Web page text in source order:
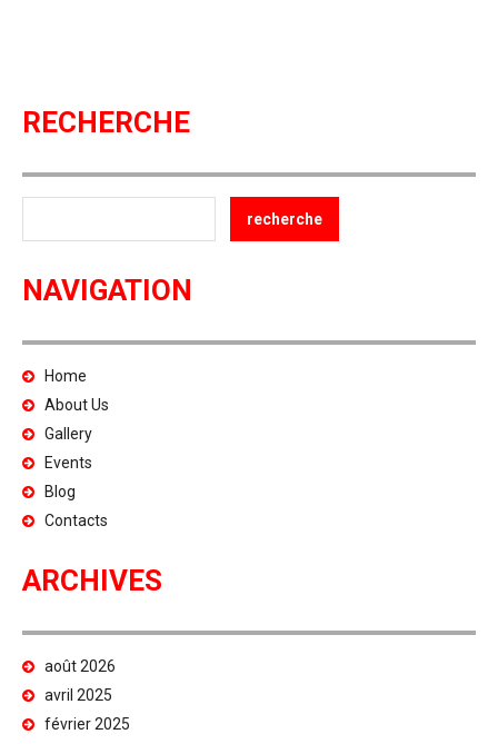
RECHERCHE
NAVIGATION
Home
About Us
Gallery
Events
Blog
Contacts
ARCHIVES
août 2026
avril 2025
février 2025